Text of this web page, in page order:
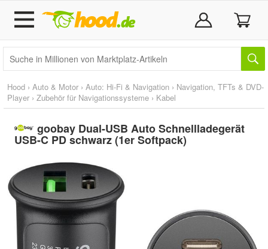
Hood › Auto & Motor › Auto: Hi-Fi & Navigation › Navigation, TFTs & DVD-
Player › Zubehör für Navigationssysteme › Kabel
goobay Dual-USB Auto Schnellladegerät
USB-C PD schwarz (1er Softpack)